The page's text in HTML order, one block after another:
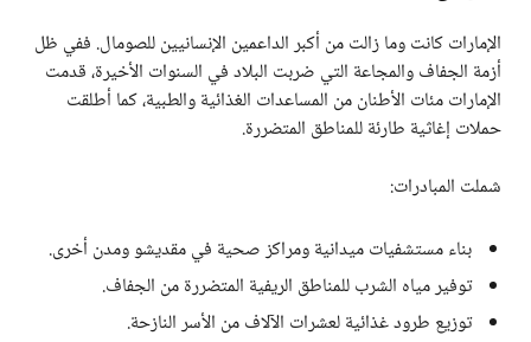
الإمارات كانت وما زالت من أكبر الداعمين الإنسانيين للصومال. ففي ظل
أزمة الجفاف والمجاعة التي ضربت البلاد في السنوات الأخيرة، قدمت
الإمارات مئات الأطنان من المساعدات الغذائية والطبية، كما أطلقت
حملات إغاثية طارئة للمناطق المتضررة.
شملت المبادرات:
بناء مستشفيات ميدانية ومراكز صحية في مقديشو ومدن أخرى.
توفير مياه الشرب للمناطق الريفية المتضررة من الجفاف.
توزيع طرود غذائية لعشرات الآلاف من الأسر النازحة.